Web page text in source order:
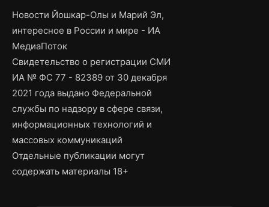
Новости Йошкар-Олы и Марий Эл,
интересное в России и мире - ИА
МедиаПоток
Свидетельство о регистрации СМИ
ИА № ФС 77 - 82389 от 30 декабря
2021 года выдано Федеральной
службы по надзору в сфере связи,
информационных технологий и
массовых коммуникаций
Отдельные публикации могут
содержать материалы 18+